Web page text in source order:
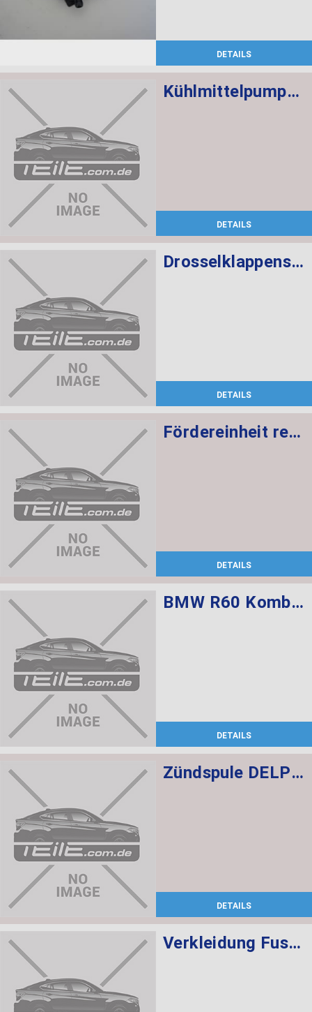
DETAILS
Kühlmittelpumpe mechanisch
DETAILS
Drosselklappenstutzen
DETAILS
Fördereinheit rechts mit Intankpumpe 5 BAR
DETAILS
BMW R60 Kombischalter links L=520
DETAILS
Zündspule DELPHI
DETAILS
Verkleidung Fussraum Beifahrer SCHWARZ